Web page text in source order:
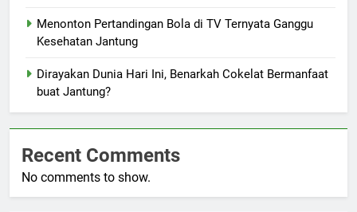
Menonton Pertandingan Bola di TV Ternyata Ganggu
Kesehatan Jantung
Dirayakan Dunia Hari Ini, Benarkah Cokelat Bermanfaat
buat Jantung?
Recent Comments
No comments to show.